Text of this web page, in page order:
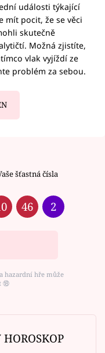
události týkající
mít pocit, že se věci
skutečně
Možná zjistíte,
vlak vyjíždí ze
problém za sebou.
šťastná čísla
46 2
hazardní hře může
⑱
HOROSKOP